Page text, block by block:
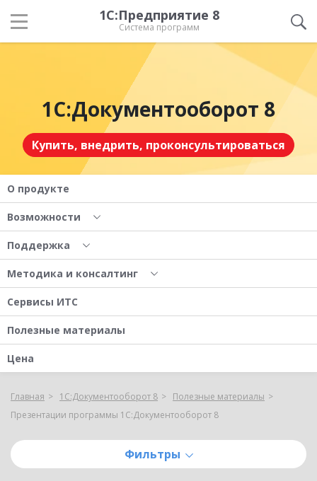
1С:Предприятие 8
Система программ
1С:Документооборот 8
Купить, внедрить, проконсультироваться
О продукте
Возможности
Поддержка
Методика и консалтинг
Сервисы ИТС
Полезные материалы
Цена
Главная 1С:Документооборот 8
Полезные материалы
Презентации программы 1С:Документооборот 8
Фильтры